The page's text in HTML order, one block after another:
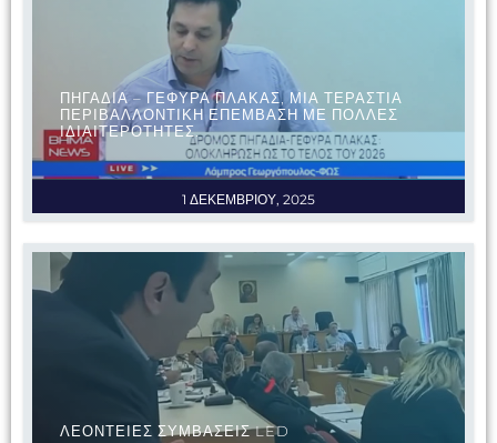
1 ΔΕΚΕΜΒΡΙΟΥ, 2025
ΠΗΓΑΔΙΑ – ΓΕΦΥΡΑ ΠΛΑΚΑΣ, ΜΙΑ ΤΕΡΑΣΤΙΑ
ΠΕΡΙΒΑΛΛΟΝΤΙΚΗ ΕΠΕΜΒΑΣΗ ΜΕ ΠΟΛΛΕΣ
ΙΔΙΑΙΤΕΡΟΤΗΤΕΣ.
ΛΕΟΝΤΕΙΕΣ ΣΥΜΒΑΣΕΙΣ LED